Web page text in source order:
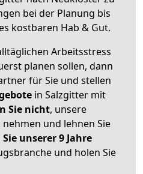
bei der Planung bis
kostbaren Hab & Gut.
Arbeitsstress
planen sollen, dann
für Sie und stellen
in Salzgitter mit
Sie nicht, unsere
und lehnen Sie
unserer 9 Jahre
und holen Sie